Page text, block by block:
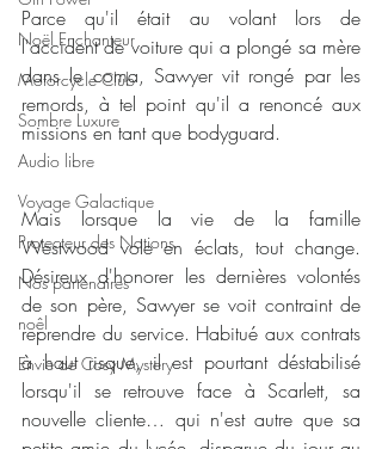
Noël Enchanteur
Motorcycle Club
Sombre Luxure
Audio libre
Voyage Galactique
Protecteur des Nations
Nos partenaires
noêl
Envie de Cosy Mystery
Parce qu'il était au volant lors de
l'accident de voiture qui a plongé sa mère
dans le coma, Sawyer vit rongé par les
remords, à tel point qu'il a renoncé aux
missions en tant que bodyguard.
Mais lorsque la vie de la famille
Westwood vole en éclats, tout change.
Désireux d'honorer les dernières volontés
de son père, Sawyer se voit contraint de
reprendre du service. Habitué aux contrats
à haut risque, il est pourtant déstabilisé
lorsqu'il se retrouve face à Scarlett, sa
nouvelle cliente… qui n'est autre que sa